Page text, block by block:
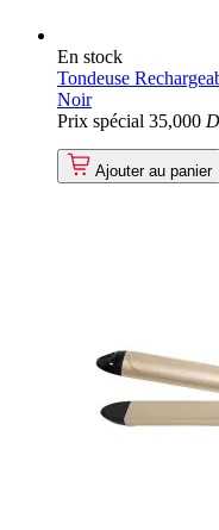
En stock
Tondeuse
Noir
Prix spécial 35,000
Ajouter au panier